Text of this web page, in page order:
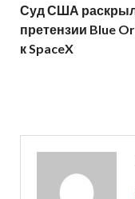
Суд США
претензии Blue
к SpaceX